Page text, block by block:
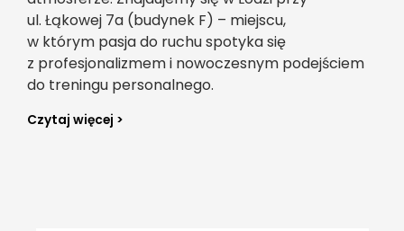
ul. Łąkowej 7a (budynek F) – miejscu,
w którym pasja do ruchu spotyka się
z profesjonalizmem i nowoczesnym podejściem
do treningu personalnego.
Czytaj więcej >